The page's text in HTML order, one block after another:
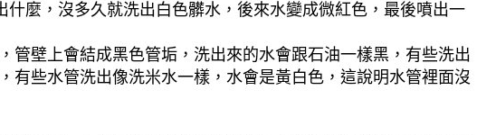
麼，沒多久就洗出白色髒水，後來水變成微紅色，最後噴出一
壁上會結成黑色管垢，洗出來的水會跟石油一樣黑，有些洗出
些水管洗出像洗米水一樣，水會是黃白色，這說明水管裡面沒